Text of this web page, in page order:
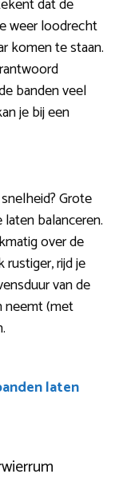
weer loodrecht
komen te staan.
banden veel
je bij een
Grote
balanceren.
over de
rustiger, rijd je
van de
neemt (met
laten